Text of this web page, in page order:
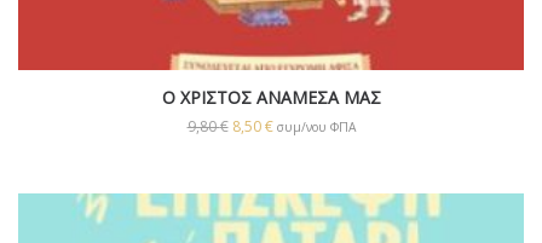
Ο ΧΡΙΣΤΟΣ ΑΝΑΜΕΣΑ ΜΑΣ
9,80€ 8,50€ συμ/νου ΦΠΑ